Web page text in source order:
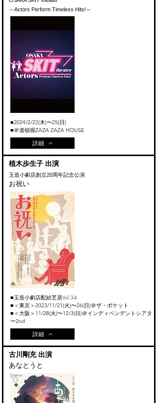
～Actors Perform Timeless Hits!～
■2024/2/22(木)〜25(日)
■＠道頓堀ZAZA ZAZA HOUSE
詳細
植木歩生子 出演
玉造小劇店創立20周年記念公演
お祝い
■​玉造小劇店配給芝居Vol.34
■＜東京＞2023/11/21(火)〜26(日)＠ザ・ポケット
■＜大阪＞11/28(火)〜12/3(日)＠インディペンデントシアタ
ー2nd
詳細
古川剛充 出演
​あなとうと